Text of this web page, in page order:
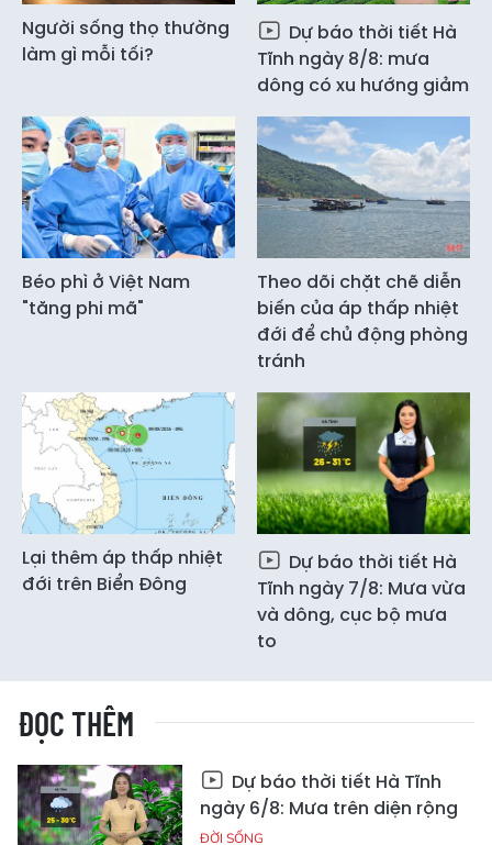
Người sống thọ thường
làm gì mỗi tối?
Dự báo thời tiết Hà
Tĩnh ngày 8/8: mưa
dông có xu hướng giảm
Béo phì ở Việt Nam
"tăng phi mã"
Theo dõi chặt chẽ diễn
biến của áp thấp nhiệt
đới để chủ động phòng
tránh
Lại thêm áp thấp nhiệt
đới trên Biển Đông
Dự báo thời tiết Hà
Tĩnh ngày 7/8: Mưa vừa
và dông, cục bộ mưa
to
ĐỌC THÊM
Dự báo thời tiết Hà Tĩnh
ngày 6/8: Mưa trên diện rộng
ĐỜI SỐNG